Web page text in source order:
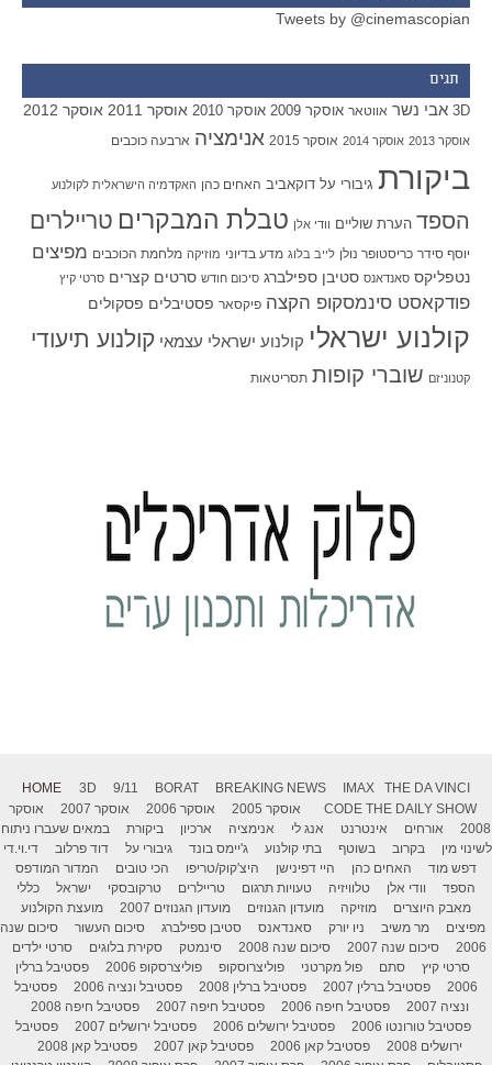
Tweets by @cinemascopian
תגים
3D אבי נשר אווטאר אוסקר 2009 אוסקר 2010 אוסקר 2011 אוסקר 2012
אוסקר 2013 אוסקר 2014 אוסקר 2015 אנימציה ארבעה כוכבים
ביקורת גיבורי על דוקאביב האחים כהן האקדמיה הישראלית לקולנוע
הספד הערת שוליים וודי אלן טבלת המבקרים טריילרים
יוסף סידר כריסטופר נולן לייב בלוג מדע בדיוני מוזיקה מלחמת הכוכבים מפיצים
נטפליקס סאנדאנס סטיבן ספילברג סיכום חודש סרטים קצרים סרטי קיץ
פודקאסט סינמסקופ הקצה פיקסאר פסטיבלים פסקולים
קולנוע ישראלי קולנוע ישראלי עצמאי קולנוע תיעודי
קטנוניזם שוברי קופות תסריטאות
HOME 3D 9/11 BORAT BREAKING NEWS IMAX
THE DA VINCI
CODE THE DAILY SHOW אוסקר 2005 אוסקר 2006 אוסקר 2007
אוסקר
2008
אורחים אינטרנט אנג לי אנימציה ארכיון ביקורת
במאים שעברו ניתוח
לשינוי מין
בקרוב בשוטף בתי קולנוע ג'יימס בונד גיבורי על דוד פרלוב
די.וי.די
דפש מוד
האחים כהן היי דפינישן היצ'קוק/טריפו הכי טובים
המדור המודפס
הספד
וודי אלן טלוויזיה טעויות תרגום טריילרים טרקובסקי ישראל
כללי
מאבק היוצרים
מוזיקה מועדון הגנוזים מועדון הגנוזים 2007
מועצת הקולנוע
מפיצים
מר משיב ניו יורק סאנדאנס סטיבן ספילברג סיכום העשור
סיכום שנה
2006
סיכום שנה 2007 סיכום שנה 2008 סינמטק סקירת בלוגים
סרטי ילדים
סרטי קיץ
סתם פול מקרטני פוליצרוסקופ פוליצרסקופ 2006
פסטיבל ברלין
2006
פסטיבל ברלין 2007 פסטיבל ברלין 2008 פסטיבל ונציה 2006
פסטיבל
ונציה 2007
פסטיבל חיפה 2006 פסטיבל חיפה 2007
פסטיבל חיפה 2008
פסטיבל טורונטו 2006
פסטיבל ירושלים 2006 פסטיבל ירושלים 2007
פסטיבל
ירושלים 2008
פסטיבל קאן 2006 פסטיבל קאן 2007
פסטיבל קאן 2008